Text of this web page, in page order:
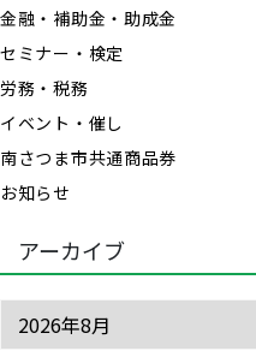
金融・補助金・助成金
セミナー・検定
労務・税務
イベント・催し
南さつま市共通商品券
お知らせ
アーカイブ